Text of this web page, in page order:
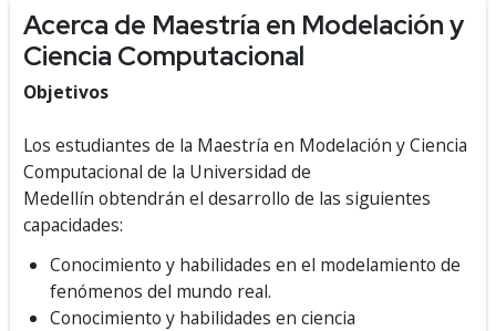
Acerca de Maestría en Modelación y
Ciencia Computacional
Objetivos
Los estudiantes de la Maestría en Modelación y Ciencia
Computacional de la Universidad de
Medellín obtendrán el desarrollo de las siguientes
capacidades:
Conocimiento y habilidades en el modelamiento de
fenómenos del mundo real.
Conocimiento y habilidades en ciencia